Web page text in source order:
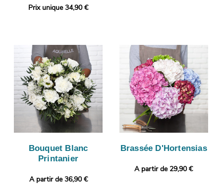
Prix unique 34,90 €
Bouquet Blanc
Printanier
A partir de 36,90 €
Brassée D'Hortensias
A partir de 29,90 €